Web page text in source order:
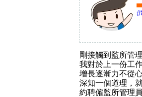
#
剛接觸到監所管
我對於上一份工
增長逐漸力不從
深知一個道理，
約聘僱監所管理